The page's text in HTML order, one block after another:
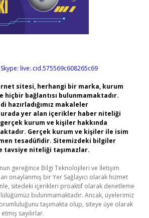
Skype: live:.cid.575569c608265c69
sitesi, herhangi bir marka, kurum
hiçbir bağlantısı bulunmamaktadır.
hazırladığımız makaleler
yer alan içerikler haber niteliği
kurum ve kişiler hakkında
Gerçek kurum ve kişiler ile isim
tesadüfidir. Sitemizdeki bilgiler
tavsiye niteliği taşımazlar.
gereğince Bilgi Teknolojileri ve İletişim
onaylanmış bir Yer Sağlayıcı olarak hizmet
sitedeki içerikleri proaktif olarak denetleme
bulunmamaktadır. Ancak, üyelerimiz
taşımakta olup, siteye üye olarak
sayılırlar.